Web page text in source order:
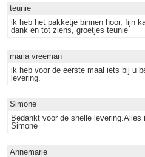
teunie
ik heb het pakketje binnen hoor, fijn
dank en tot ziens, groetjes teunie
maria vreeman
ik heb voor de eerste maal iets bij u
levering.
Simone
Bedankt voor de snelle levering.Alles
Simone
Annemarie